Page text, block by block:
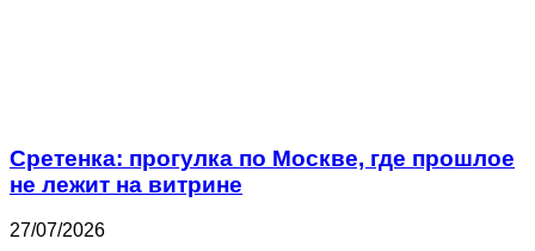
Сретенка: прогулка по Москве, где прошлое
не лежит на витрине
27/07/2026